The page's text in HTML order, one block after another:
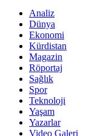
Analiz
Dünya
Ekonomi
Kürdistan
Magazin
Röportaj
Sağlık
Spor
Teknoloji
Yaşam
Yazarlar
Video Galeri